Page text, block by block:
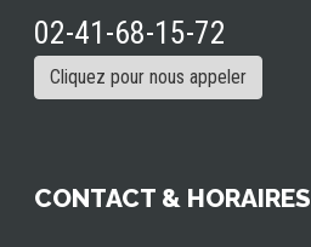
02-41-68-15-72
Cliquez pour nous appeler
CONTACT & HORAIRES